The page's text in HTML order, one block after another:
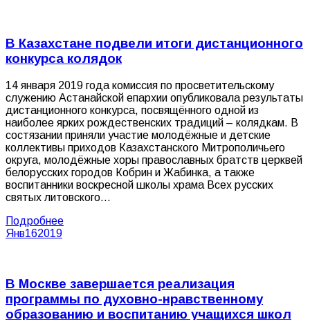
В Казахстане подвели итоги дистанционного
конкурса колядок
14 января 2019 года комиссия по просветительскому
служению Астанайской епархии опубликовала результаты
дистанционного конкурса, посвящённого одной из
наиболее ярких рождественских традиций – колядкам. В
состязании приняли участие молодёжные и детские
коллективы приходов Казахстанского Митрополичьего
округа, молодёжные хоры православных братств церквей
белорусских городов Кобрин и Жабинка, а также
воспитанники воскресной школы храма Всех русских
святых литовского…
Подробнее
Янв162019
В Москве завершается реализация
программы по духовно-нравственному
образованию и воспитанию учащихся школ